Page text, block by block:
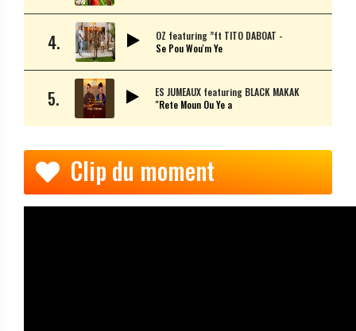
4.
OZ featuring ”ft TITO DABOAT -
Se Pou Wou'm Ye
5.
ES JUMEAUX featuring BLACK MAKAK
"Rete Moun Ou Ye a
Clip du moment